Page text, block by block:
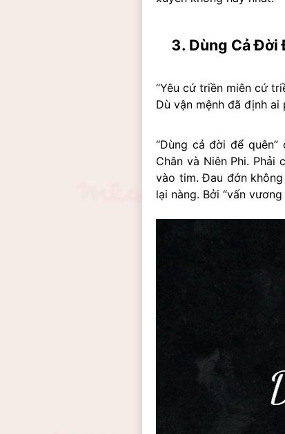
Dùng Cả Đời
“Yêu cứ triền miên cứ
Dù vận mệnh đã định ai
“Dùng cả đời để
Chân và Niên Phi. Phải
vào tim. Đau đớn
lại nàng. Bởi “vấn